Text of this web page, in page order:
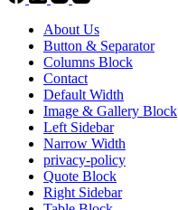
About Us
Button & Separator
Columns Block
Contact
Default Width
Image & Gallery Block
Left Sidebar
Narrow Width
privacy-policy
Quote Block
Right Sidebar